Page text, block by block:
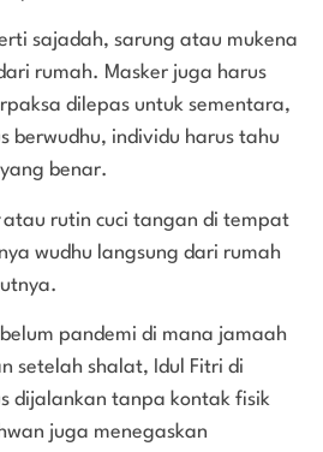
sajadah, sarung atau mukena
rumah. Masker juga harus
dilepas untuk sementara,
berwudhu, individu harus tahu
benar.
atau rutin cuci tangan di tempat
wudhu langsung dari rumah
pandemi di mana jamaah
setelah shalat, Idul Fitri di
dijalankan tanpa kontak fisik
juga menegaskan